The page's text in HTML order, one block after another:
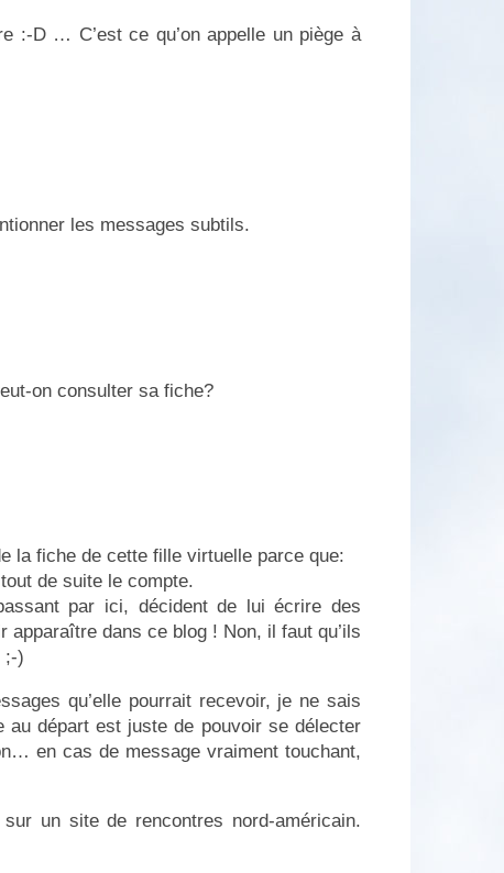
:-D … C’est ce qu’on appelle un piège à
les messages subtils.
on consulter sa fiche?
la fiche de cette fille virtuelle parce que:
de suite le compte.
par ici, décident de lui écrire des
dans ce blog ! Non, il faut qu’ils
;-)
qu’elle pourrait recevoir, je ne sais
au départ est juste de pouvoir se délecter
en cas de message vraiment touchant,
un site de rencontres nord-américain.